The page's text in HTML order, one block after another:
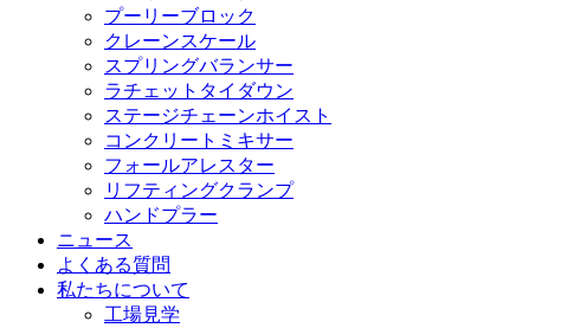
プーリーブロック
クレーンスケール
スプリングバランサー
ラチェットタイダウン
ステージチェーンホイスト
コンクリートミキサー
フォールアレスター
リフティングクランプ
ハンドプラー
ニュース
よくある質問
私たちについて
工場見学